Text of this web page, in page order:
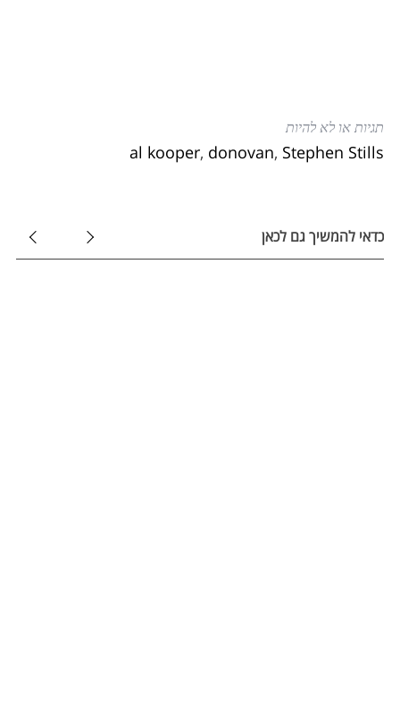
תגיות או לא להיות
al kooper, donovan, Stephen Stills
כדאי להמשיך גם לכאן